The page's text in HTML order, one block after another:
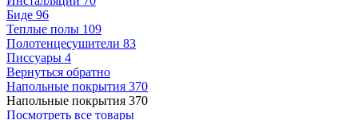
Биде 96
Теплые полы 109
Полотенцесушители 83
Писсуары 4
Вернуться обратно
Напольные покрытия 370
Напольные покрытия 370
Посмотреть все товары